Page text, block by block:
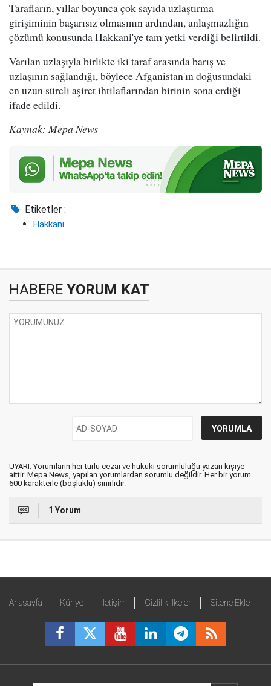
Tarafların, yıllar boyunca çok sayıda uzlaştırma
girişiminin başarısız olmasının ardından, anlaşmazlığın
çözümü konusunda Hakkani'ye tam yetki verdiği belirtildi.
Varılan uzlaşıyla birlikte iki taraf arasında barış ve
uzlaşının sağlandığı, böylece Afganistan'ın doğusundaki
en uzun süreli aşiret ihtilaflarından birinin sona erdiği
ifade edildi.
Kaynak: Mepa News
Etiketler :
Hakkani
HABERE YORUM KAT
UYARI: Yorumların her türlü cezai ve hukuki sorumluluğu yazan kişiye
aittir. Mepa News, yapılan yorumlardan sorumlu değildir. Her bir yorum
600 karakterle (boşluklu) sınırlıdır.
1 Yorum
Anasayfa Künye İletişim Gizlilik İlkeleri Sitene Ekle